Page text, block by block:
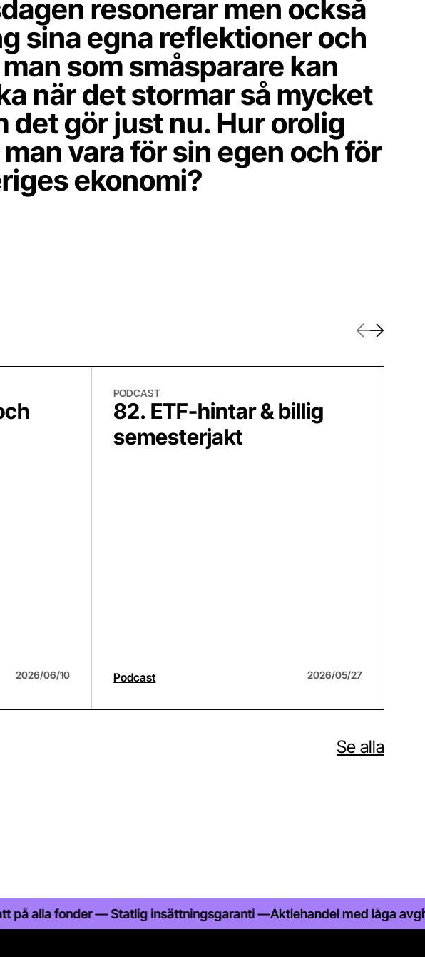
resonerar men också
sina egna reflektioner och
som småsparare kan
när det stormar så mycket
det gör just nu. Hur orolig
vara för sin egen och för
ekonomi?
2026/06/10
PODCAST
82. ETF-hintar & billig
semesterjakt
Podcast 2026/05/27
Se alla
fonder — Statlig insättningsgaranti —Aktiehandel med låga avgifter —